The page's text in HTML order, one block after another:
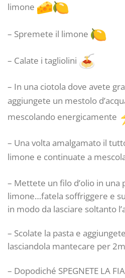
limone
– Spremete il limone
– Calate i tagliolini
– In una ciotola dove avete
aggiungete un mestolo
mescolando energicamente
– Una volta amalgamato il
limone e continuate a
– Mettete un filo d’olio in una
limone…fatela soffriggere e
in modo da lasciare soltanto
– Scolate la pasta e
lasciandola mantecare per
– Dopodiché SPEGNETE LA